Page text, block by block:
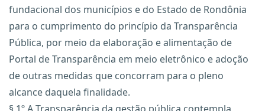
fundacional dos municípios e do Estado de Rondônia
para o cumprimento do princípio da Transparência
Pública, por meio da elaboração e alimentação de
Portal de Transparência em meio eletrônico e adoção
de outras medidas que concorram para o pleno
alcance daquela finalidade.